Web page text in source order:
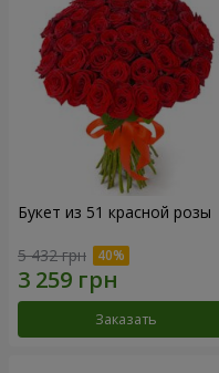
Букет из 51 красной розы
5 432 грн
Заказать